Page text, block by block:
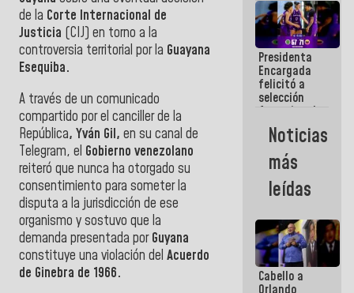
de la Corte Internacional de
Justicia (CIJ) en torno a la
controversia territorial por la Guayana
Esequiba.
A través de un comunicado
compartido por el canciller de la
República, Yván Gil, en su canal de
Telegram, el Gobierno venezolano
reiteró que nunca ha otorgado su
consentimiento para someter la
disputa a la jurisdicción de ese
organismo y sostuvo que la
demanda presentada porGuyana
constituye una violación del Acuerdo
de Ginebra de 1966.
representa
un capítulo
decisivo en
la gesta
emancipadora
de nuestra
América
Presidenta
Encargada
felicitó a
selección
femenina de
baloncesto
por su
clasificación
a la
AmeriCup
2027
Noticias
más
leídas
Cabello a